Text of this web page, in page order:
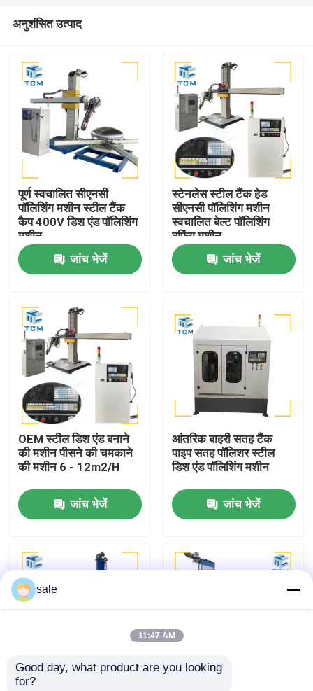
उत्पाद
हमारे बारे में
कारखाने का दौरा
गुणवत्ता नियंत्रण
हमसे संपर्क करें
समाचार
मामले
एक उद्धरण का अनुरोध करें
टैंक पॉलिशिंग मशीन
अनुशंसित उत्पाद
पूर्ण स्वचालित सीएनसी
पॉलिशिंग मशीन स्टील टैंक
कैप 400V डिश एंड पॉलिशिंग
मशीन
जांच भेजें
स्टेनलेस स्टील टैंक हेड
सीएनसी पॉलिशिंग मशीन
स्वचालित बेल्ट पॉलिशिंग
बफिंग मशीन
जांच भेजें
OEM स्टील डिश एंड बनाने
की मशीन पीसने की चमकाने
की मशीन 6 - 12m2/H
जांच भेजें
आंतरिक बाहरी सतह टैंक
पाइप सतह पॉलिशर स्टील
डिश एंड पॉलिशिंग मशीन
जांच भेजें
विद्युत चुम्बकीय सीएनसी टैंक
sale
11:47 AM
Good day, what product are you looking
for?